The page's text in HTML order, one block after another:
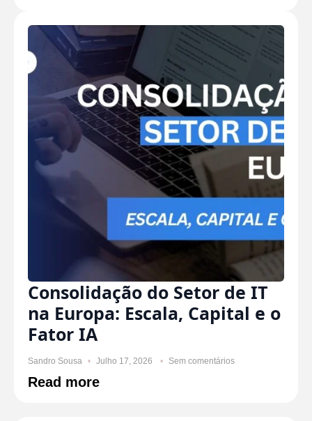
Consolidação do Setor de IT
na Europa: Escala, Capital e o
Fator IA
Sandro Sousa Julho 17, 2026 Sem comentários
Read more